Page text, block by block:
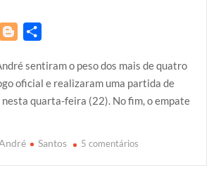
W
o
g
g
r
a
r
e
sentiram o peso dos mais de quatro
oficial e realizaram uma partida de
nesta quarta-feira (22). No fim, o empate
Santos 5 comentários